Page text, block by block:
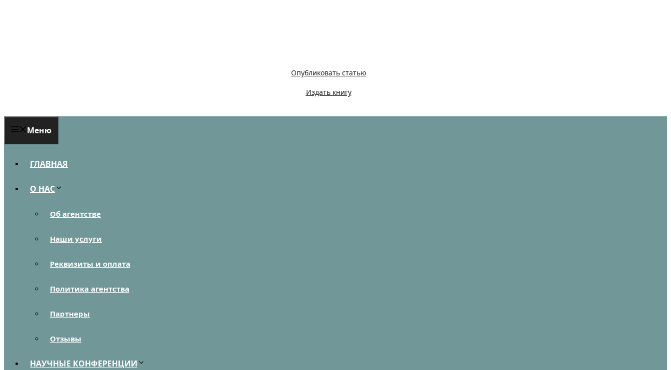
Опубликовать статью
Издать книгу
Меню
ГЛАВНАЯ
О НАС
Об агентстве
Наши услуги
Реквизиты и оплата
Политика агентства
Партнеры
Отзывы
НАУЧНЫЕ КОНФЕРЕНЦИИ